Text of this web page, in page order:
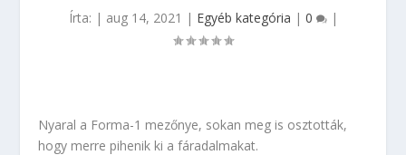
Írta: | aug 14, 2021 | Egyéb kategória | 0 |
Nyaral a Forma-1 mezőnye, sokan meg is osztották,
hogy merre pihenik ki a fáradalmakat.